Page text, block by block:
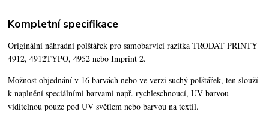
Kompletní specifikace
Originální náhradní polštářek pro samobarvicí razítka TRODAT PRINTY
4912, 4912TYPO, 4952 nebo Imprint 2.
Možnost objednání v 16 barvách nebo ve verzi suchý polštářek,ten slouží
k naplnění speciálními barvami např. rychleschnoucí, UV barvou
viditelnou pouze pod UV světlem nebo barvou na textil.